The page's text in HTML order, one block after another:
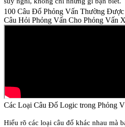
100 Câu Đố Phỏng Vấn Thường
Câu Hỏi Phỏng Vấn Cho Phỏng Vấn
Các Loại Câu Đố Logic trong Phỏng
Hiểu rõ các loại câu đố khác nhau mà